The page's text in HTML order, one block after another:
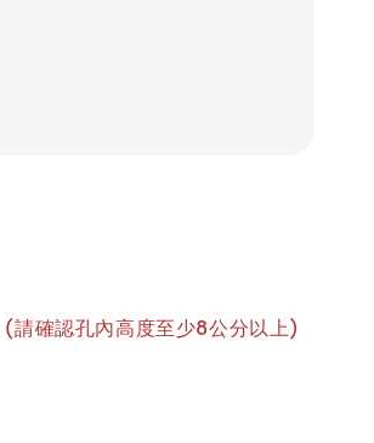
(請確認孔內高度至少8公分以上)